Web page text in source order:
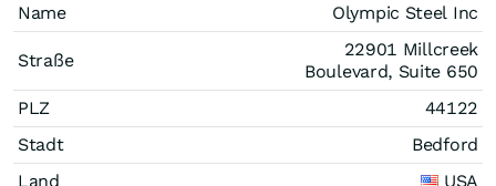
Name Olympic Steel Inc
Straße
22901 Millcreek
Boulevard, Suite 650
PLZ
44122
Stadt
Bedford
Land
USA